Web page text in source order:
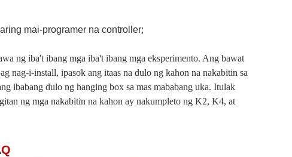
mai-programer na controller;
ng iba't ibang mga iba't ibang mga eksperimento. Ang bawat
nag-i-install, ipasok ang itaas na dulo ng kahon na nakabitin sa
ibabang dulo ng hanging box sa mas mababang uka. Itulak
ng mga nakabitin na kahon ay nakumpleto ng K2, K4, at
Q